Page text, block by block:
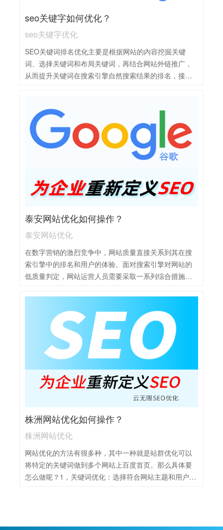
seo关键字如何优化？
seo关键字优化
SEO关键词排名优化主要是根据网站的内容挖掘关键
词、选择关键词和布局关键词，再结合网站外链推广，
从而提升关键词在搜索引擎自然搜索结果的排名，接下
众，选择高搜索量、低竞争度的关键词，同时考虑长尾
关键词以吸引更精准的流量。2，关键词布局：将关键词
合理地布局在网站标题、描述、正文、URL等位置，但
要注意避免过度堆砌，保持内容的自然性。3，内容优
化：围绕关键词创作高质量、原创的内容，确保内容对
优化：确保网站结构清晰、导航便捷，提高搜索引擎对
网站的抓取效率。5，外部链接建设：积极获取高质量的
排名的提升。6，持续优化与监测：定期分析关键词的表
现，根据数据调整优化策略，确保网站在搜索引擎中的
泰安网站优化如何操作？
泰安网站优化
在数字营销的激烈竞争中，网站质量直接关系到其在搜
索引擎中的排名和用户的体验。面对搜索引擎对网站的
低质量判定，网站运营人员需要采取一系列综合措施来
用户搜索习惯，确定关键词，并在网站标题、内容、
URL等位置合理布局。2，内容优化：发布高质量、原创
的内容，定期更新，提升用户体验和搜索引擎信任度。
3，网站结构优化：确保网站结构清晰、导航便捷，减少
页面加载时间，提高移动端适配性。4，外部链接建设：
积极获取高质量外链，提升网站权威性和排名。
株洲网站优化如何操作？
株洲网站优化
网站优化的方法有很多种，其中一种就是站群优化可以
将特定的关键词做到多个网站上百度首页。那么具体要
怎么做呢？1，关键词优化：选择符合网站主题和用户搜
的可读性和吸引力，以增加用户停留时间和转化率。3，